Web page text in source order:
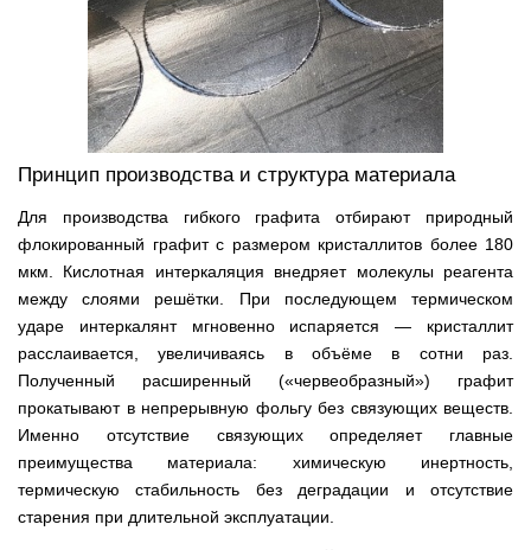
Принцип производства и структура материала
Для производства гибкого графита отбирают природный
флокированный графит с размером кристаллитов более 180
мкм. Кислотная интеркаляция внедряет молекулы реагента
между слоями решётки. При последующем термическом
ударе интеркалянт мгновенно испаряется — кристаллит
расслаивается, увеличиваясь в объёме в сотни раз.
Полученный расширенный («червеобразный») графит
прокатывают в непрерывную фольгу без связующих веществ.
Именно отсутствие связующих определяет главные
преимущества материала: химическую инертность,
термическую стабильность без деградации и отсутствие
старения при длительной эксплуатации.